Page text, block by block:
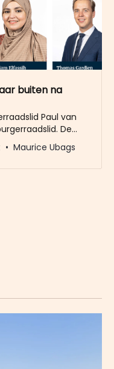
buiten na
Paul van
De
met
van de uitingen
Maurice Ubags